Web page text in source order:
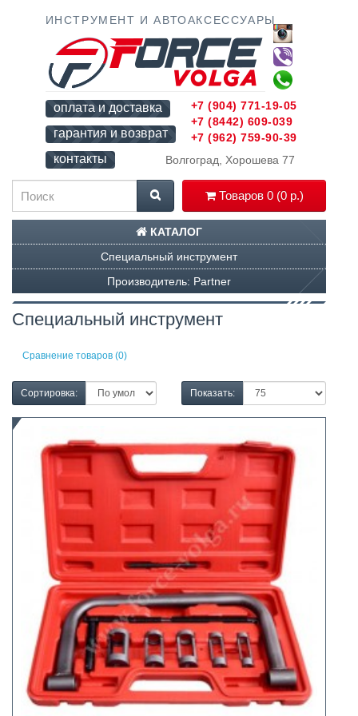
ИНСТРУМЕНТ И АВТОАКСЕССУАРЫ
оплата и доставка
гарантия и возврат
контакты
Волгоград, Хорошева 77
Товаров 0 (0 р.)
+7 (904) 771-19-05
+7 (8442) 609-039
+7 (962) 759-90-39
КАТАЛОГ
Специальный инструмент
Производитель: Partner
Специальный инструмент
Сравнение товаров (0)
Сортировка: Показать: